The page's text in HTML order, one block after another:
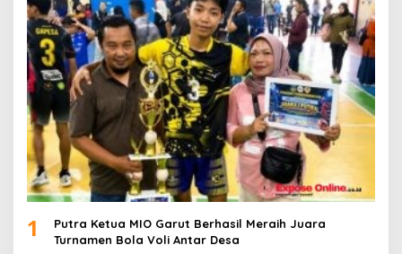
1
Putra Ketua MIO Garut Berhasil Meraih Juara
Turnamen Bola Voli Antar Desa